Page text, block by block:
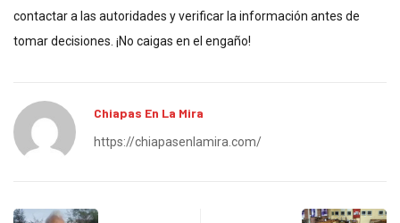
contactar a las autoridades y verificar la información antes de
tomar decisiones. ¡No caigas en el engaño!
Chiapas En La Mira
https://chiapasenlamira.com/